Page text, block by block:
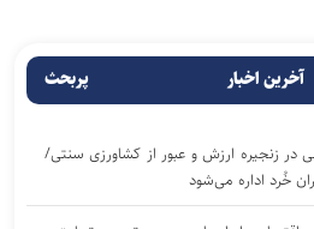
آخرین اخبار پربحث
در زنجیره ارزش و عبور از کشاورزی سنتی/